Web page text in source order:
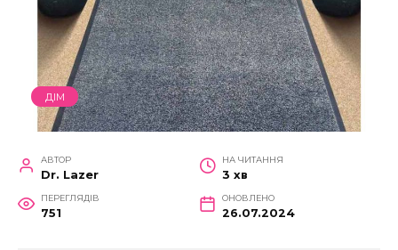
ДІМ
АВТОР
Dr. Lazer
НА ЧИТАННЯ
3 хв
ПЕРЕГЛЯДІВ
751
ОНОВЛЕНО
26.07.2024